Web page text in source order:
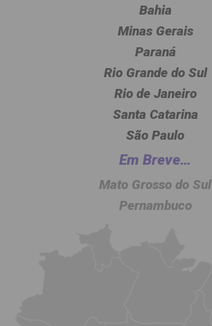
Bahia
Minas Gerais
Paraná
Rio Grande do Sul
Rio de Janeiro
Santa Catarina
São Paulo
Em Breve…
Mato Grosso do Sul
Pernambuco